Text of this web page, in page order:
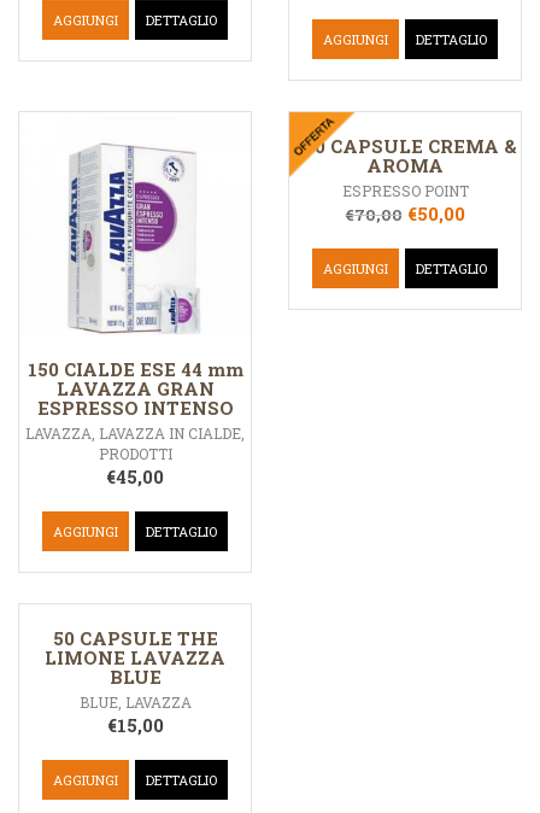
AGGIUNGI DETTAGLIO
AGGIUNGI DETTAGLIO
150 CIALDE ESE 44 mm
LAVAZZA GRAN
ESPRESSO INTENSO
LAVAZZA LAVAZZA IN CIALDE
PRODOTTI
€45,00
AGGIUNGI DETTAGLIO
200 CAPSULE CREMA &
AROMA
ESPRESSO POINT
€70,00 €50,00
AGGIUNGI DETTAGLIO
50 CAPSULE THE
LIMONE LAVAZZA
BLUE
BLUE, LAVAZZA
€15,00
AGGIUNGI DETTAGLIO